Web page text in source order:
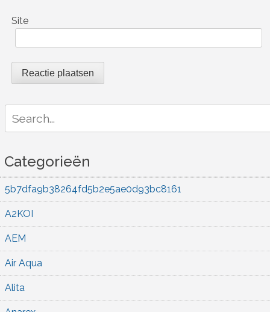
Site
for:
Categorieën
5b7dfa9b38264fd5b2e5ae0d93bc8161
A2KOI
AEM
Air Aqua
Alita